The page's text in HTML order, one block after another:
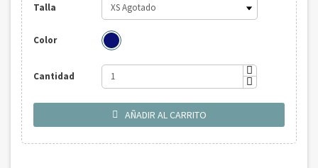
Talla
Color
Cantidad
 AÑADIR AL CARRITO